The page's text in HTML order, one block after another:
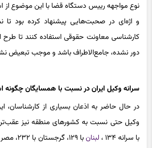
و اژه‌ای در صحبت‌هایی پیشنهاد کرده بود تا
کارشناسی معاونت حقوقی استفاده کنند تا
دور نشده، جامع‌الاطراف باشد و موجب تبعیض
در حال حاضر به اذعان بسیاری از کارشناسان،
وکیل حتی نسبت به کشورهای منطقه نیز
با سرانه ۱۳۴ ،
لبنان
و کویت با ۱۴۸ وکیل به ازای هر صد هزار